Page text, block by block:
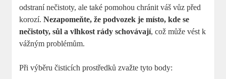
odstraní nečistoty, ale také pomohou chránit váš vůz před
korozí.Nezapomeňte, že podvozek je místo, kde se
nečistoty, sůl a vlhkost rády schovávají, což může vést k
vážným problémům.
Při výběru čisticích prostředků zvažte tyto body: